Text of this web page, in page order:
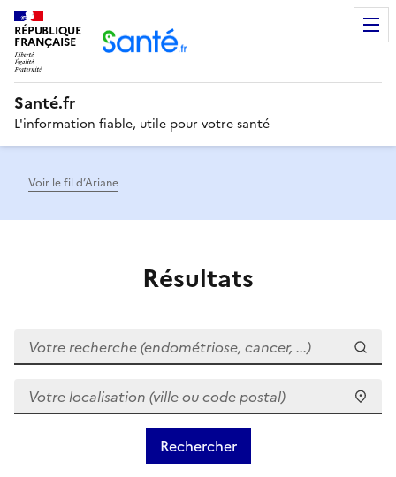
RÉPUBLIQUE
FRANÇAISE
Santé.fr
L'information fiable, utile pour votre santé
Voir le fil d’Ariane
Résultats
Votre recherche (endométriose, cancer, ...)
Votre localisation (ville ou code postal)